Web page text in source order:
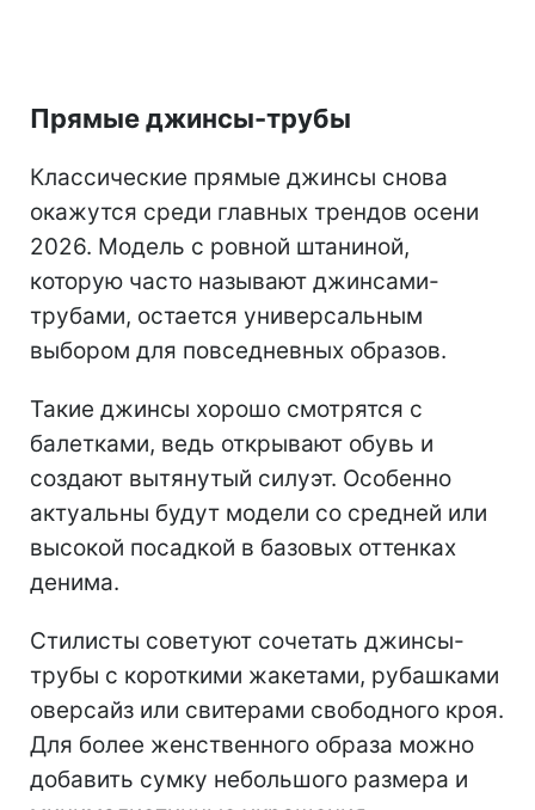
Прямые джинсы-трубы
Классические прямые джинсы снова
окажутся среди главных трендов осени
2026. Модель с ровной штаниной,
которую часто называют джинсами-
трубами, остается универсальным
выбором для повседневных образов.
Такие джинсы хорошо смотрятся с
балетками, ведь открывают обувь и
создают вытянутый силуэт. Особенно
актуальны будут модели со средней или
высокой посадкой в базовых оттенках
денима.
Стилисты советуют сочетать джинсы-
трубы с короткими жакетами, рубашками
оверсайз или свитерами свободного кроя.
Для более женственного образа можно
добавить сумку небольшого размера и